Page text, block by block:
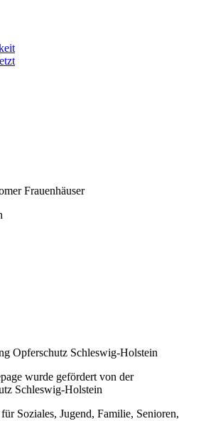
wurde gefördert von der
Schleswig-Holstein